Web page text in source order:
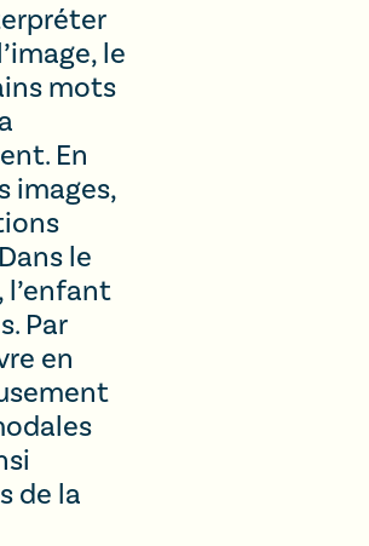
le
mots
En
images,
le
l’enfant
Par
en
de la